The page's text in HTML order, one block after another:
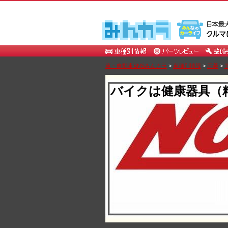
車・自動車SNSみんカラ > 車種別情報 > 三菱 >
バイクは健康器具（